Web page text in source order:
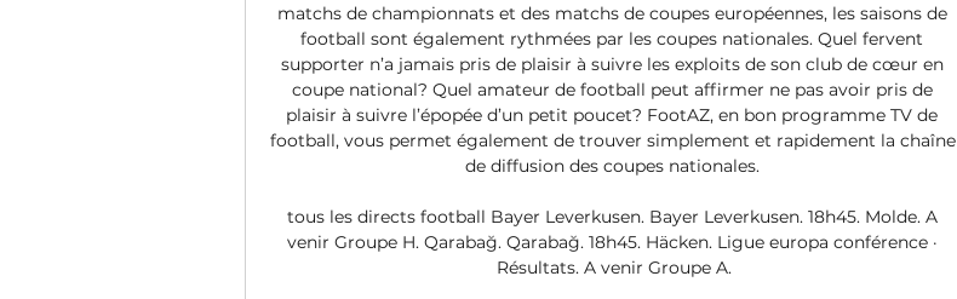
matchs de championnats et des matchs de coupes européennes, les saisons de
football sont également rythmées par les coupes nationales. Quel fervent
supporter n’a jamais pris de plaisir à suivre les exploits de son club de cœur en
coupe national? Quel amateur de football peut affirmer ne pas avoir pris de
plaisir à suivre l’épopée d’un petit poucet? FootAZ, en bon programme TV de
football, vous permet également de trouver simplement et rapidement la chaîne
de diffusion des coupes nationales.
tous les directs football Bayer Leverkusen. Bayer Leverkusen. 18h45. Molde. A
venir Groupe H. Qarabağ. Qarabağ. 18h45. Häcken. Ligue europa conférence ·
Résultats. A venir Groupe A.